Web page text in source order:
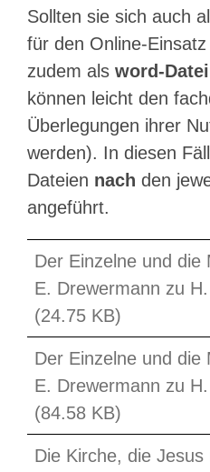
Sollten sie sich auch
für den Online-
zudem als word-Datei
können leicht den
Überlegungen ihrer
werden). In diesen
Dateien nach den
angeführt.
Der Einzelne und
E. Drewermann zu
(24.75 KB)
Der Einzelne und
E. Drewermann zu
(84.58 KB)
Die Kirche, die Jesus